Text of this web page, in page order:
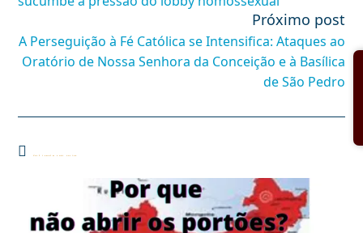
Próximo post
A Perseguição à Fé Católica se Intensifica: Ataques ao
Oratório de Nossa Senhora da Conceição e à Basílica
de São Pedro
Você também pode gostar